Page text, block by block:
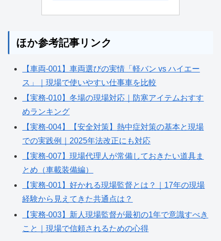
ほか参考記事リンク
【車両-001】車両選びの実情「軽バン vs ハイエー
ス」｜現場で使いやすい仕事車を比較
【実務-010】冬場の現場対応｜防寒アイテムおすす
めランキング
【実務-004】【安全対策】熱中症対策の基本と現場
での実践例｜2025年法改正にも対応
【実務-007】現場代理人が常備しておきたい道具ま
とめ（車載装備編）
【実務-001】好かれる現場監督とは？｜17年の現場
経験から見えてきた共通点は？
【実務-003】新人現場監督が最初の1年で意識すべき
こと｜現場で信頼されるための心得